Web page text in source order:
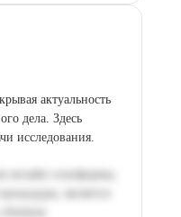
актуальность
дела. Здесь
исследования.